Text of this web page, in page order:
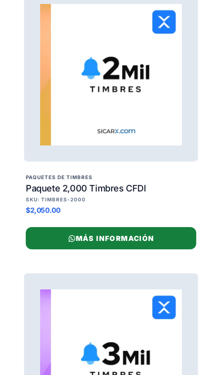
PAQUETES DE TIMBRES
Paquete 2,000 Timbres CFDI
SKU: TIMBRES-2000
$2,050.00
MÁS INFORMACIÓN